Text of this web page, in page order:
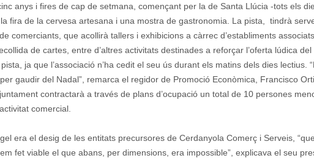
anys i fires de cap de setmana, començant per la de Santa Llúcia -tots els
la fira de la cervesa artesana i una mostra de gastronomia. La pista, tindrà
de comerciants, que acollirà tallers i exhibicions a càrrec d’establiments
de cartes, entre d’altres activitats destinades a reforçar l’oferta lúdica
ja que l’associació n’ha cedit el seu ús durant els matins dels dies lectius.
gaudir del Nadal”, remarca el regidor de Promoció Econòmica, Francisco
contractarà a través de plans d’ocupació un total de 10 persones
comercial.
era el desig de les entitats precursores de Cerdanyola Comerç i Serveis,
fet viable el que abans, per dimensions, era impossible”, explicava el seu